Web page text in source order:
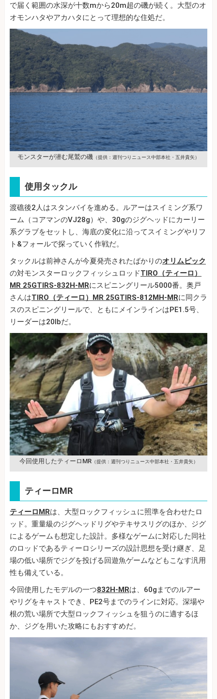
で届く範囲の水深が十数mから20m超の磯が続く。大型のオ
オモンハタやアカハタにとって理想的な住処だ。
モンスターが潜む尾鷲の磯 （提供：週刊つりニュース中部本社・五井貴矢）
使用タックル
渡礁後2人はスタンバイを進める。ルアーはスイミング系ワ
ーム（コアマンのVJ28g）や、30gのジグヘッドにカーリー
系グラブをセットし、海底の変化に沿ってスイミングやリフ
ト&フォールで探っていく作戦だ。
タックルは前神さんが今夏発売されたばかりのオリムピック
の対モンスターロックフィッシュロッドTIRO（ティーロ）
MR 25GTIRS-832H-MRにスピニングリール5000番。奥戸
さんはTIRO（ティーロ）MR 25GTIRS-812MH-MRに同クラ
スのスピニングリールで、ともにメインラインはPE1.5号、
リーダーは20lbだ。
今回使用したティーロMR（提供：週刊つりニュース中部本社・五井貴矢）
ティーロMR
ティーロMRは、大型ロックフィッシュに照準を合わせたロ
ッド。重量級のジグヘッドリグやテキサスリグのほか、ジグ
によるゲームも想定した設計。多様なゲームに対応した同社
のロッドであるティーロシリーズの設計思想を受け継ぎ、足
場の低い場所でジグを投げる回遊魚ゲームなどもこなす汎用
性も備えている。
今回使用したモデルの一つ832H-MRは、60gまでのルアー
やリグをキャストでき、PE2号までのラインに対応。深場や
根の荒い場所で大型ロックフィッシュを狙うのに適するほ
か、ジグを用いた攻略にもおすすめだ。